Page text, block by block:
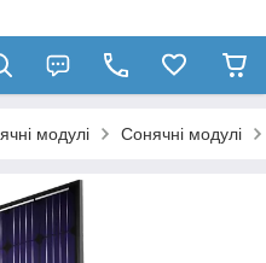
модулі Сонячні модулі